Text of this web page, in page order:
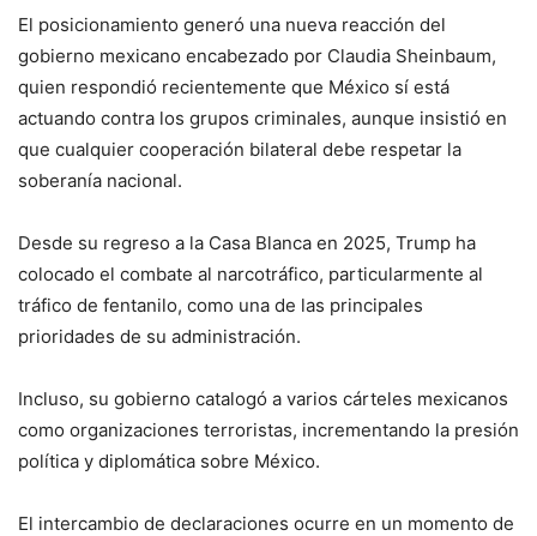
El posicionamiento generó una nueva reacción del
gobierno mexicano encabezado por Claudia Sheinbaum,
quien respondió recientemente que México sí está
actuando contra los grupos criminales, aunque insistió en
que cualquier cooperación bilateral debe respetar la
soberanía nacional.
Desde su regreso a la Casa Blanca en 2025, Trump ha
colocado el combate al narcotráfico, particularmente al
tráfico de fentanilo, como una de las principales
prioridades de su administración.
Incluso, su gobierno catalogó a varios cárteles mexicanos
como organizaciones terroristas, incrementando la presión
política y diplomática sobre México.
El intercambio de declaraciones ocurre en un momento de